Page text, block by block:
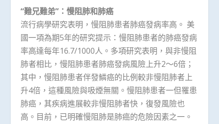
“難兄難弟”：慢阻肺和肺癌
流行病學研究表明，慢阻肺患者肺癌發病率高。 美
國一項為期5年的研究提示：慢阻肺患者的肺癌發病
率高達每年16.7/1000人。多項研究表明，與非慢阻
肺者相比，慢阻肺患者肺癌發病風險上升2～6倍；
其中，慢阻肺患者伴發鱗癌的比例較非慢阻肺者上
升4倍，這種風險與吸煙無關。慢阻肺患者一但罹患
肺癌，其疾病進展較非慢阻肺者快，復發風險也
高。目前，已明確慢阻肺是肺癌的危險因素之一。